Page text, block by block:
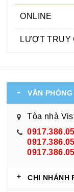
ONLINE
LƯỢT TRUY
VĂN
Tòa nhà
CHI NHÁNH